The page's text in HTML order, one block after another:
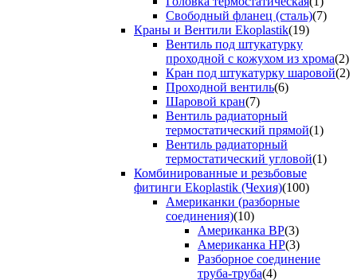
Свободный фланец (сталь)(7)
Краны и Вентили Ekoplastik(19)
Вентиль под штукатурку
проходной с кожухом из хрома(2)
Кран под штукатурку шаровой(2)
Проходной вентиль(6)
Шаровой кран(7)
Вентиль радиаторный
термостатический прямой(1)
Вентиль радиаторный
термостатический угловой(1)
Комбинированные и резьбовые
фитинги Ekoplastik (Чехия)(100)
Американки (разборные
соединения)(10)
Американка ВР(3)
Американка НР(3)
Разборное соединение
труба-труба(4)